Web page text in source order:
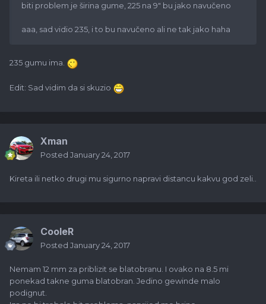
biti problem je širina gume, 225 na 9" bu jako navučeno
aaa, sad vidio 235, i to bu navučeno ali ne tak jako haha
235 gumu ima.
Edit: Sad vidim da si skuzio
Xman
Posted January 24, 2017
Kireta ili netko drugi mu sigurno napravi distancu kakvu god zeli..
CooleR
Posted January 24, 2017
Nemam 12 mm za priblizit se blatobranu. I ovako na 8.5 mi
ponekad takne guma blatobran. Jedino gewinde malo
podignut.